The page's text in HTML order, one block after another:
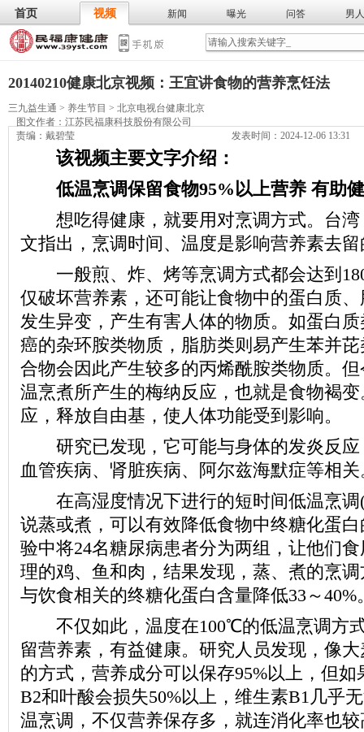
首页 视频 新闻 曝光 问答 男人
武术 气功 膳食 食谱 营养
20140210健康北京视频：王宜讲食物的营养烹饪法
三九益生通 > 养生节目 > 北京电视台健康北京
图文作者： 江苏民福康科技股份有限公司
责编：戴碧莹
发表时间：2024-12-06 13:31
该视频主要文字介绍：
低温烹调保留食物95%以上营养 有助
想吃得健康，就要用对烹调方式。台湾
文指出，烹调时间、温度是影响营养素去
一般煎、炸、烤等烹调方式都会达到
仅破坏营养素，还可能让食物中的蛋白质
发生异变，产生有害人体的物质。如蛋白
癌的杂环胺类物质，脂肪类则易产生苯并
合物会因此产生较多的丙烯酰胺类物质。
温烹煮所产生的梅纳反应，也就是食物褐
应，释放自由基，使人体功能受到影响。
研究已发现，它可能与身体的发炎反应
血管疾病、肾脏疾病、阿尔兹海默症等相关
在高湿度情况下进行的短时间低温烹调
说蒸或煮，可以有效降低食物中终糖化蛋
验中将24名糖尿病患者分为两组，让他们
理的鸡、鱼和肉，结果发现，蒸、煮的烹
与饮食相关的终糖化蛋白含量降低33～40%
不仅如此，温度在100℃的低温烹调方
留营养素，有益健康。研究人员发现，像
的方式，营养成分可以保存95%以上，但
B2和叶酸会损失50%以上，维生素B1几乎
温烹调，不仅营养保存多，就连消化率也